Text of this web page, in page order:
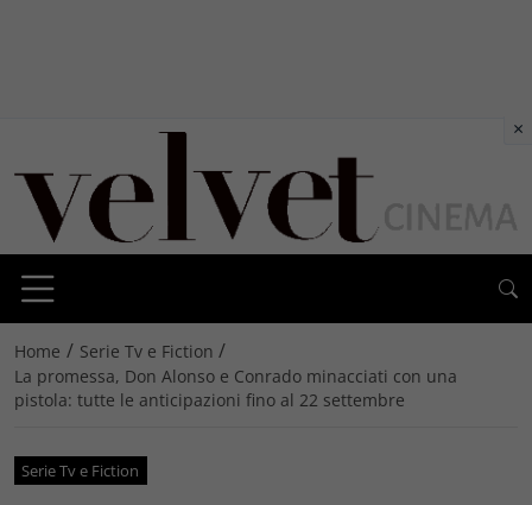
Home / Serie Tv e Fiction /
La promessa, Don Alonso e Conrado minacciati con una
pistola: tutte le anticipazioni fino al 22 settembre
Serie Tv e Fiction
×